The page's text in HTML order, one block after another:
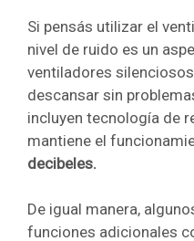
Si pensás utilizar el
nivel de ruido es un
ventiladores
descansar sin
incluyen tecnología de
mantiene el
decibeles.
De igual manera,
funciones adicionales